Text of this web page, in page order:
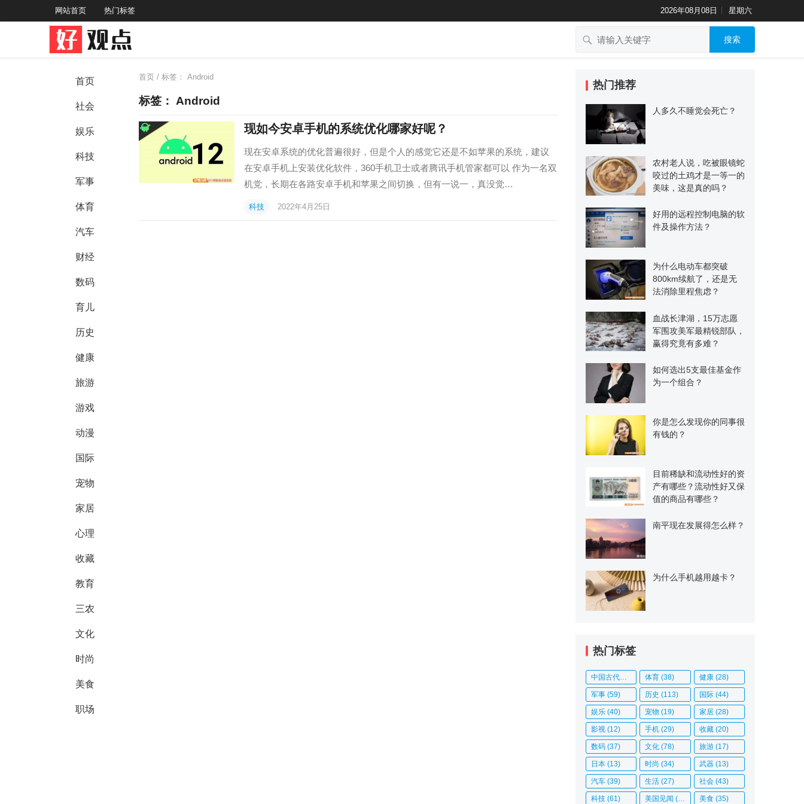
网站首页 热门标签 2026年08月08日 星期六
搜索
首页
社会
娱乐
科技
军事
体育
汽车
财经
数码
育儿
历史
健康
旅游
游戏
动漫
国际
宠物
家居
心理
收藏
教育
三农
文化
时尚
美食
职场
首页 / 标签： Android
标签： Android
现如今安卓手机的系统优化哪家好呢？
现在安卓系统的优化普遍很好，但是个人的感觉它还是不如苹果的系统，建议
在安卓手机上安装优化软件，360手机卫士或者腾讯手机管家都可以 作为一名双
机党，长期在各路安卓手机和苹果之间切换，但有一说一，真没觉…
科技 2022年4月25日
热门推荐
人多久不睡觉会死亡？
农村老人说，吃被眼镜蛇
咬过的土鸡才是一等一的
美味，这是真的吗？
好用的远程控制电脑的软
件及操作方法？
为什么电动车都突破
800km续航了，还是无
法消除里程焦虑？
血战长津湖，15万志愿
军围攻美军最精锐部队，
赢得究竟有多难？
如何选出5支最佳基金作
为一个组合？
你是怎么发现你的同事很
有钱的？
目前稀缺和流动性好的资
产有哪些？流动性好又保
值的商品有哪些？
南平现在发展得怎么样？
为什么手机越用越卡？
热门标签
体育 (38) 健康(28)
军事 (59) 历史 (113) 国际(44)
娱乐 (40) 宠物 (19) 家居(28)
影视 (12) 手机 (29) 收藏(20)
数码 (37) 文化 (78) 旅游(17)
日本 (13) 时尚 (34) 武器(13)
汽车 (39) 生活 (27) 社会(43)
科技 (61) 美国见闻 (20) 美食(35)